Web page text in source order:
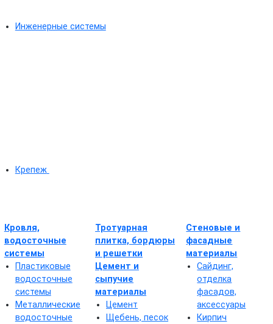
Инженерные системы
Крепеж
Кровля,
водосточные
системы
Пластиковые
водосточные
системы
Металлические
водосточные
Тротуарная
плитка, бордюры
и решетки
Цемент и
сыпучие
материалы
Цемент
Щебень, песок
Стеновые и
фасадные
материалы
Сайдинг,
отделка
фасадов,
аксессуары
Кирпич